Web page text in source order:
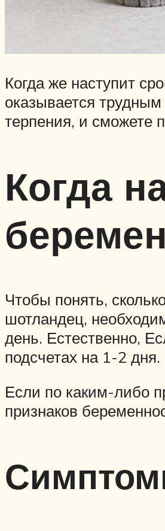
Когда же наступит
оказывается
терпения, и сможете
Когда
Чтобы понять,
шотландец,
день. Естественно,
подсчетах на 1-2 дня.
Если по каким-либо
признаков